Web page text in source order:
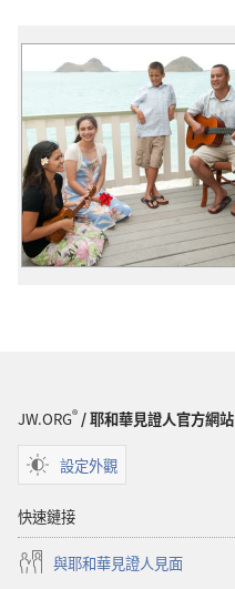
JW.ORG®/ 耶和華見證人官方網站
設定外觀
快速鏈接
與耶和華見證人見面